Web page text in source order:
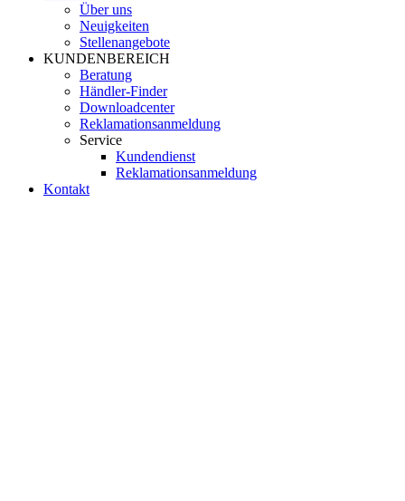
Über uns
Neuigkeiten
Stellenangebote
KUNDENBEREICH
Beratung
Händler-Finder
Downloadcenter
Reklamationsanmeldung
Service
Kundendienst
Reklamationsanmeldung
Kontakt